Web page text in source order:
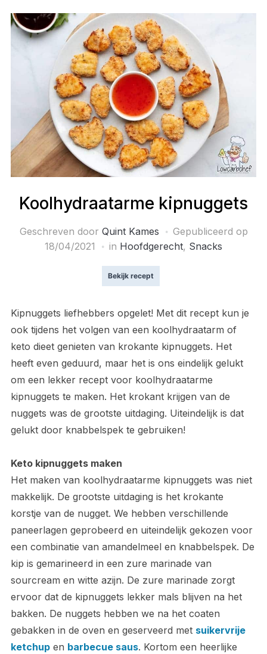
Koolhydraatarme kipnuggets
Geschreven door Quint Kames
Gepubliceerd op
18/04/2021
in Hoofdgerecht, Snacks
Bekijk recept
Kipnuggets liefhebbers opgelet! Met dit recept kun je
ook tijdens het volgen van een koolhydraatarm of
keto dieet genieten van krokante kipnuggets. Het
heeft even geduurd, maar het is ons eindelijk gelukt
om een lekker recept voor koolhydraatarme
kipnuggets te maken. Het krokant krijgen van de
nuggets was de grootste uitdaging. Uiteindelijk is dat
gelukt door knabbelspek te gebruiken!
Keto kipnuggets maken
Het maken van koolhydraatarme kipnuggets was niet
makkelijk. De grootste uitdaging is het krokante
korstje van de nugget. We hebben verschillende
paneerlagen geprobeerd en uiteindelijk gekozen voor
een combinatie van amandelmeel en knabbelspek. De
kip is gemarineerd in een zure marinade van
sourcream en witte azijn. De zure marinade zorgt
ervoor dat de kipnuggets lekker mals blijven na het
bakken. De nuggets hebben we na het coaten
gebakken in de oven en geserveerd met suikervrije
ketchupen barbecue saus. Kortom een heerlijke